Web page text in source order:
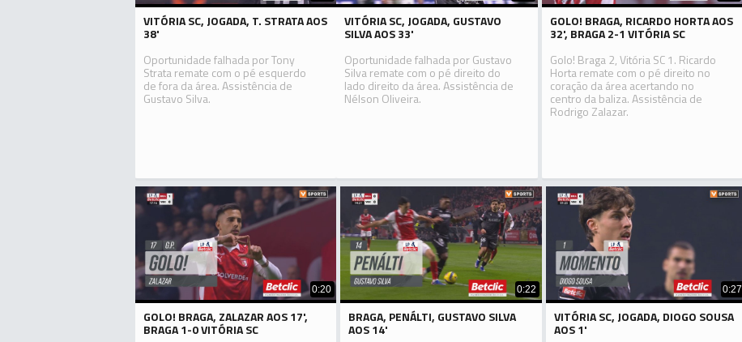
VITÓRIA SC, JOGADA, T. STRATA AOS
38'
Oportunidade falhada por Tony
Strata remate com o pé esquerdo
de fora da área. Assistência de
Gustavo Silva.
VITÓRIA SC, JOGADA, GUSTAVO
SILVA AOS 33'
Oportunidade falhada por Gustavo
Silva remate com o pé direito do
lado direito da área. Assistência de
Nélson Oliveira.
GOLO! BRAGA, RICARDO HORTA AOS
32', BRAGA 2-1 VITÓRIA SC
Golo! Braga 2, Vitória SC 1. Ricardo
Horta remate com o pé direito no
coração da área acertando no
centro da baliza. Assistência de
Rodrigo Zalazar.
0:20
GOLO! BRAGA, ZALAZAR AOS 17',
BRAGA 1-0 VITÓRIA SC
0:22
BRAGA, PENÁLTI, GUSTAVO SILVA
AOS 14'
0:27
VITÓRIA SC, JOGADA, DIOGO SOUSA
AOS 1'